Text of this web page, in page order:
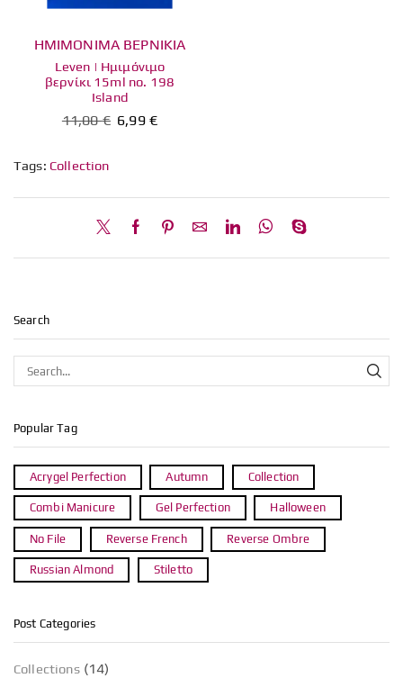
ΗΜΙΜΟΝΙΜΑ ΒΕΡΝΙΚΙΑ
Leven | Ημιμόνιμο
βερνίκι 15ml no. 198
Island
11,00€ 6,99 €
Tags: Collection
Search
Popular Tag
Acrygel Perfection Autumn Collection
Combi Manicure Gel Perfection Halloween
No File Reverse French Reverse Ombre
Russian Almond Stiletto
Post Categories
Collections(14)